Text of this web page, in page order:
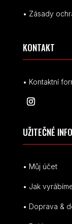
• Zásady
KONTAKT
• Kontaktní
UŽITEČNÉ INFO
• Můj účet
• Jak
• Doprava &